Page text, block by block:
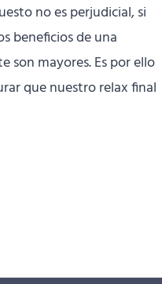
no es perjudicial, si
beneficios de una
son mayores. Es por ello
que nuestro relax final